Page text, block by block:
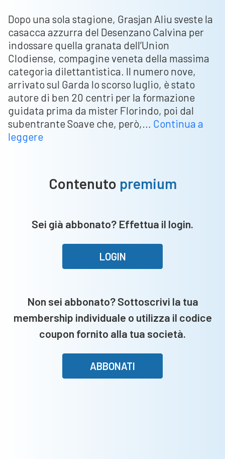
Dopo una sola stagione, Grasjan Aliu sveste la
casacca azzurra del Desenzano Calvina per
indossare quella granata dell’Union
Clodiense, compagine veneta della massima
categoria dilettantistica. Il numero nove,
arrivato sul Garda lo scorso luglio, è stato
autore di ben 20 centri per la formazione
guidata prima da mister Florindo, poi dal
subentrante Soave che, però,… Continua a
leggereGrasjan
Desenzano
si
Clodiense
Contenuto premium
Sei già abbonato? Effettua il login.
LOGIN
Non sei abbonato? Sottoscrivi la tua
membership individuale o utilizza il codice
coupon fornito alla tua società.
ABBONATI